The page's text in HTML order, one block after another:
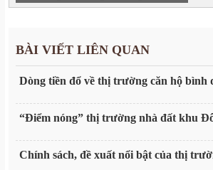
BÀI VIẾT LIÊN QUAN
Dòng tiền đổ về thị trường căn hộ
“Điểm nóng” thị trường nhà đất khu
Chính sách, đề xuất nổi bật của thị